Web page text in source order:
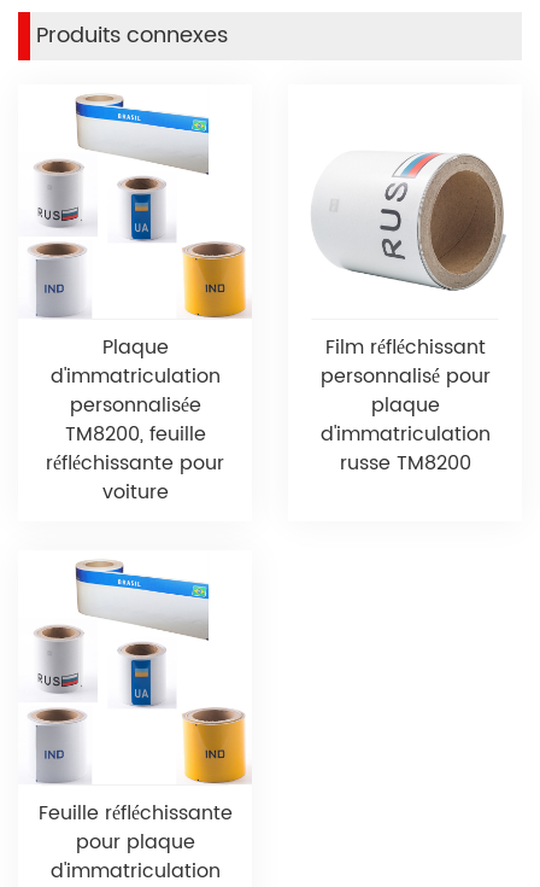
Produits connexes
Plaque
d'immatriculation
personnalisée
TM8200, feuille
réfléchissante pour
voiture
Film réfléchissant
personnalisé pour
plaque
d'immatriculation
russe TM8200
Feuille réfléchissante
pour plaque
d'immatriculation